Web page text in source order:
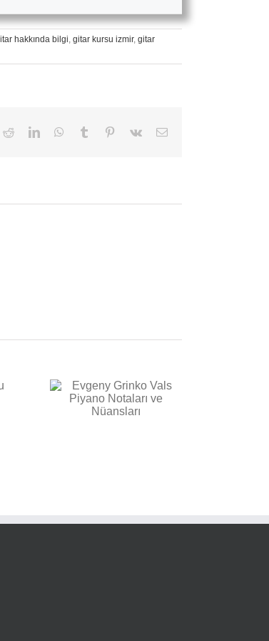
hakkında bilgi, gitar kursu izmir, gitar
RedditLinkedInWhatsApp
Tumblr Pinterest
Vk
E-
Vals
ve